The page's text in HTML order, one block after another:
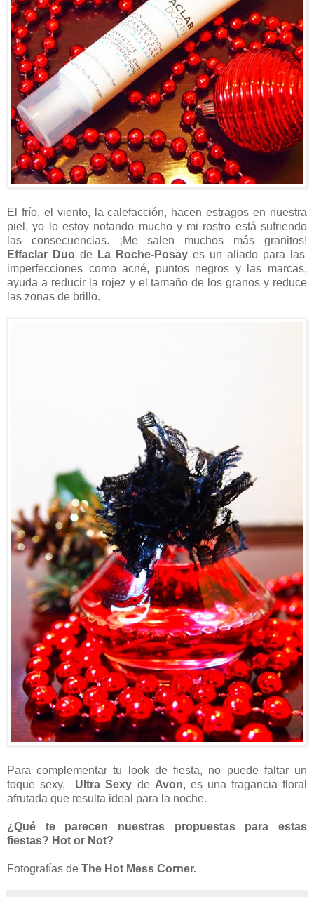
El frío, el viento, la calefacción, hacen estragos en nuestra
piel, yo lo estoy notando mucho y mi rostro está sufriendo
las consecuencias. ¡Me salen muchos más granitos!
Effaclar Duo de La Roche-Posay es un aliado para las
imperfecciones como acné, puntos negros y las marcas,
ayuda a reducir la rojez y el tamaño de los granos y reduce
las zonas de brillo.
Para complementar tu look de fiesta, no puede faltar un
toque sexy, Ultra Sexy de Avon, es una fragancia floral
afrutada que resulta ideal para la noche.
¿Qué te parecen nuestras propuestas para estas
fiestas? Hot or Not?
Fotografías de The Hot Mess Corner.